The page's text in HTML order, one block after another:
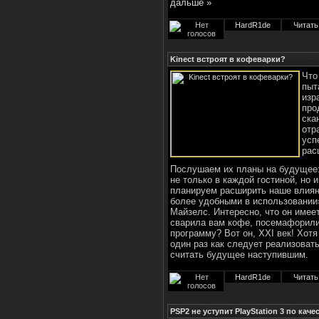
дальше »
HardR1de
Kinect встроят в кофеварки?
Послушаем их планы на
не только в каждой гостиной,
планируем расширить наше
более удобными в
Майзелс. Интересно, что он
сварила вам кофе,
программу? Вот он, XXI век!
один раз как следует
считать будущее наступившим.
HardR1de
PSP2 не уступит PlayStation 3 по